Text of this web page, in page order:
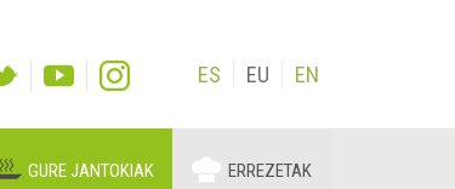
ES EU EN
GURE JANTOKIAK ERREZETAK